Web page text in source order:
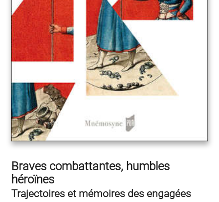
Braves combattantes, humbles
héroïnes
Trajectoires et mémoires des engagées